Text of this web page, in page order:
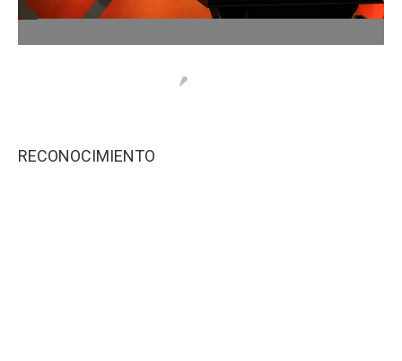
RECONOCIMIENTO